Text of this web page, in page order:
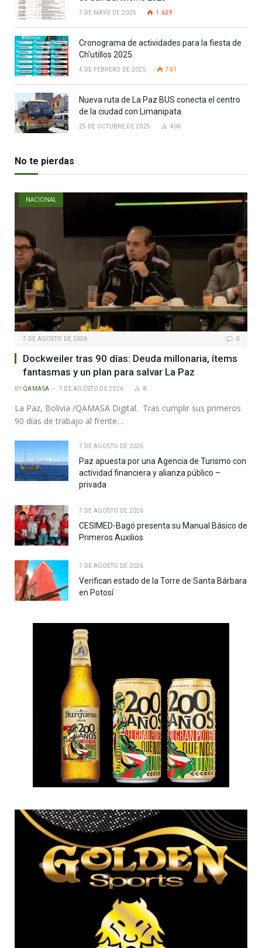
7 DE MAYO DE 2025 1.639
Cronograma de actividades para la fiesta de
Ch’utillos 2025
4 DE FEBRERO DE 2025 761
Nueva ruta de La Paz BUS conecta el centro
de la ciudad con Limanipata
25 DE OCTUBRE DE 2025 406
No te pierdas
NACIONAL
7 DE AGOSTO DE 2026 0
Dockweiler tras 90 días: Deuda millonaria, ítems
fantasmas y un plan para salvar La Paz
BY QAMASA 7 DE AGOSTO DE 2026 8
La Paz, Bolivia /QAMASA Digital. Tras cumplir sus primeros
90 días de trabajo al frente…
7 DE AGOSTO DE 2026
Paz apuesta por una Agencia de Turismo con
actividad financiera y alianza público –
privada
7 DE AGOSTO DE 2026
CESIMED-Bagó presenta su Manual Básico de
Primeros Auxilios
7 DE AGOSTO DE 2026
Verifican estado de la Torre de Santa Bárbara
en Potosí